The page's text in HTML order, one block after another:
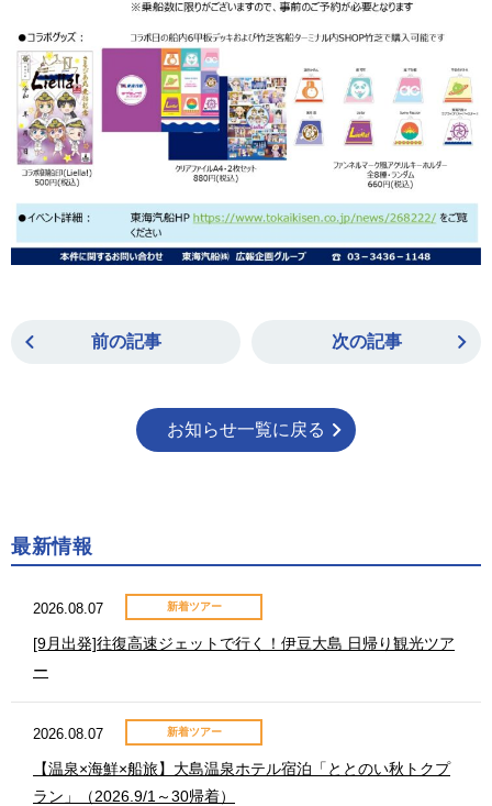
前の記事
お知らせ一覧に戻る
次の記事
最新情報
2026.08.07 新着ツアー
[9月出発]往復高速ジェットで行く！伊豆大島 日帰り観光ツア
ー
2026.08.07 新着ツアー
【温泉×海鮮×船旅】大島温泉ホテル宿泊「ととのい秋トクプ
ラン」（2026.9/1～30帰着）